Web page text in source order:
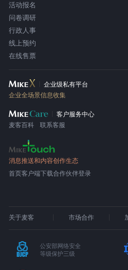
活动报名
问卷调研
行政人事
线上预约
在线售票
企业级私有平台
企业全场景信息收集
客户服务中心
麦客百科
联系客服
消息推送和内容创作生态
首页客户端下载合作伙伴登录
关于麦客 市场合作
公安部网络安全
等级保护三级